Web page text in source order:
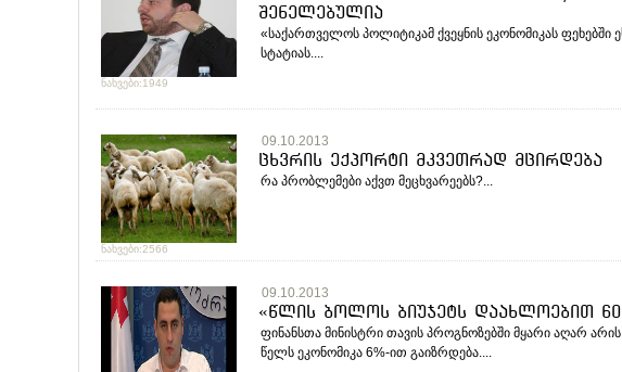
ნახვები:1949
შენელებულია
«საქართველოს პოლიტიკამ ქვეყნის ეკონომიკას ფეხებში
სტატიას....
ნახვები:2566
09.10.2013
ცხვრის ექპორტი მკვეთრად მცირდება
რა პრობლემები აქვთ მეცხვარეებს?...
09.10.2013
«წლის ბოლოს ბიუჯეტს დაახლოებით
ფინანსთა მინისტრი თავის პროგნოზებში მყარი აღარ
წელს ეკონომიკა 6%-ით გაიზრდება....